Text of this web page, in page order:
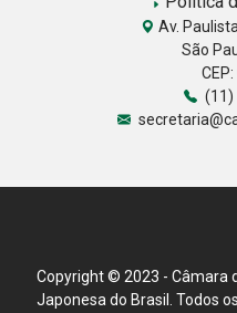
Av.
São
(11)
Copyright © 2023 - Câmara
Japonesa do Brasil. Todos